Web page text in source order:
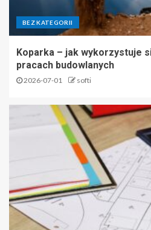
BEZ KATEGORII
Koparka – jak wykorzystuje
pracach budowlanych
2026-07-01 softi